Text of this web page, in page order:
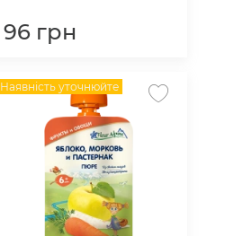
96 грн
Наявність уточнюйте